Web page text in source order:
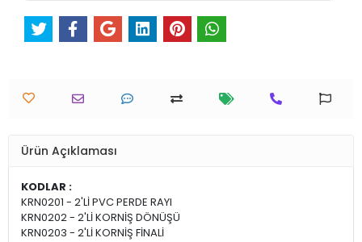
Ürün Açıklaması
KODLAR :
KRN0201 - 2'Lİ PVC PERDE RAYI
KRN0202 - 2'Lİ KORNİŞ DÖNÜŞÜ
KRN0203 - 2'Lİ KORNİŞ FİNALİ